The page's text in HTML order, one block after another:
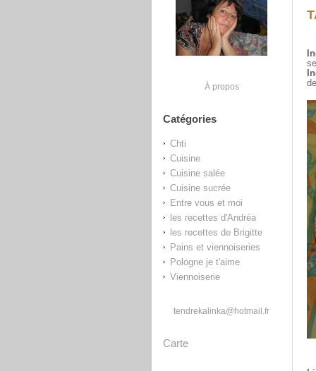
À propos
Catégories
Chti
Cuisine
Cuisine salée
Cuisine sucrée
Entre vous et moi
les recettes d'Andréa
les recettes de Brigitte
Pains et viennoiseries
Pologne je t'aime
Viennoiserie
tendrekalinka@hotmail.fr
Carte